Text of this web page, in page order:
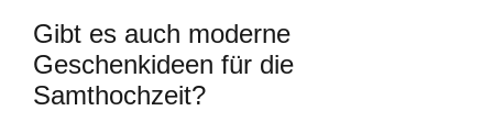
Gibt es auch moderne
Geschenkideen für die
Samthochzeit?